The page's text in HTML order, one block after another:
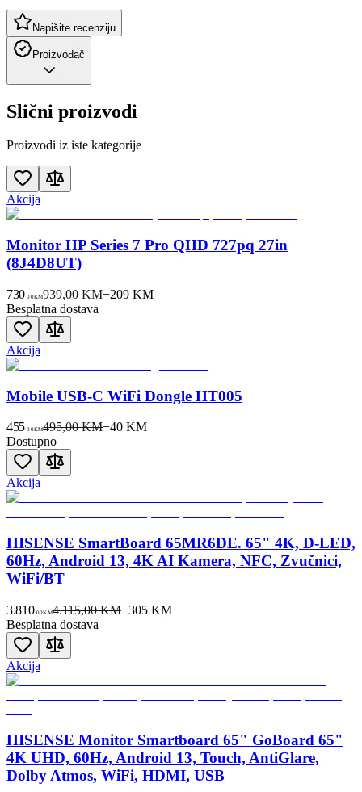
Napišite recenziju
Proizvođač
Slični proizvodi
Proizvodi iz iste kategorije
Akcija
Monitor HP Series 7 Pro QHD 727pq 27in
(8J4D8UT)
730 00KM939,00 KM−209 KM
Besplatna dostava
Akcija
Mobile USB-C WiFi Dongle HT005
455 00KM495,00 KM−40 KM
Dostupno
Akcija
HISENSE SmartBoard 65MR6DE. 65" 4K, D-LED,
60Hz, Android 13, 4K AI Kamera, NFC, Zvučnici,
WiFi/BT
3.810 00KM4.115,00 KM−305KM
Besplatna dostava
Akcija
HISENSE Monitor Smartboard 65" GoBoard 65"
4K UHD, 60Hz, Android 13, Touch, AntiGlare,
Dolby Atmos, WiFi, HDMI, USB